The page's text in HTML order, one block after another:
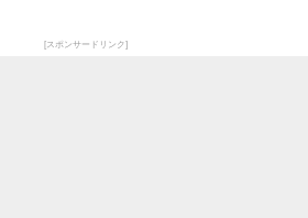
[スポンサードリンク]